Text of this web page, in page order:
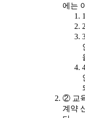
에는
② 교
계약